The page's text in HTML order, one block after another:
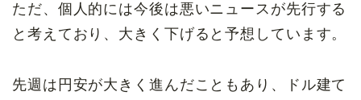
ただ、個人的には今後は悪いニュースが先行する
と考えており、大きく下げると予想しています。
先週は円安が大きく進んだこともあり、ドル建て